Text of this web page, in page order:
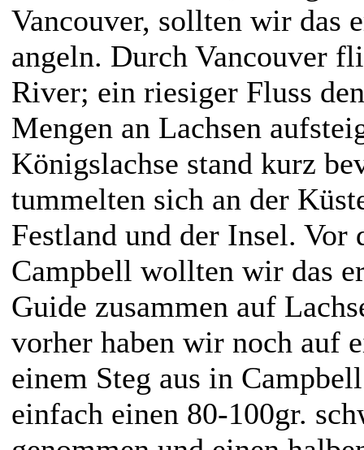
Vancouver, sollten wir das
angeln. Durch Vancouver
River; ein riesiger Fluss
Mengen an Lachsen
Königslachse stand kurz
tummelten sich an der
Festland und der Insel. Vor
Campbell wollten wir das
Guide zusammen auf
vorher haben wir noch auf
einem Steg aus in
einfach einen 80-100gr.